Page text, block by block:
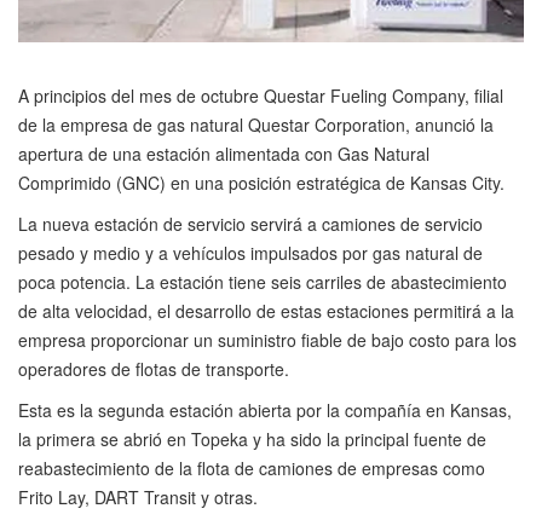
A principios del mes de octubre Questar Fueling Company, filial
de la empresa de gas natural Questar Corporation, anunció la
apertura de una estación alimentada con Gas Natural
Comprimido (GNC) en una posición estratégica de Kansas City.
La nueva estación de servicio servirá a camiones de servicio
pesado y medio y a vehículos impulsados por gas natural de
poca potencia. La estación tiene seis carriles de abastecimiento
de alta velocidad, el desarrollo de estas estaciones permitirá a la
empresa proporcionar un suministro fiable de bajo costo para los
operadores de flotas de transporte.
Esta es la segunda estación abierta por la compañía en Kansas,
la primera se abrió en Topeka y ha sido la principal fuente de
reabastecimiento de la flota de camiones de empresas como
Frito Lay, DART Transit y otras.